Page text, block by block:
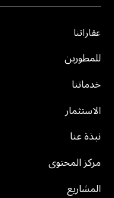
عقاراتنا
للمطورين
خدماتنا
الاستثمار
نبذة عنا
مركز المحتوى
المشاريع